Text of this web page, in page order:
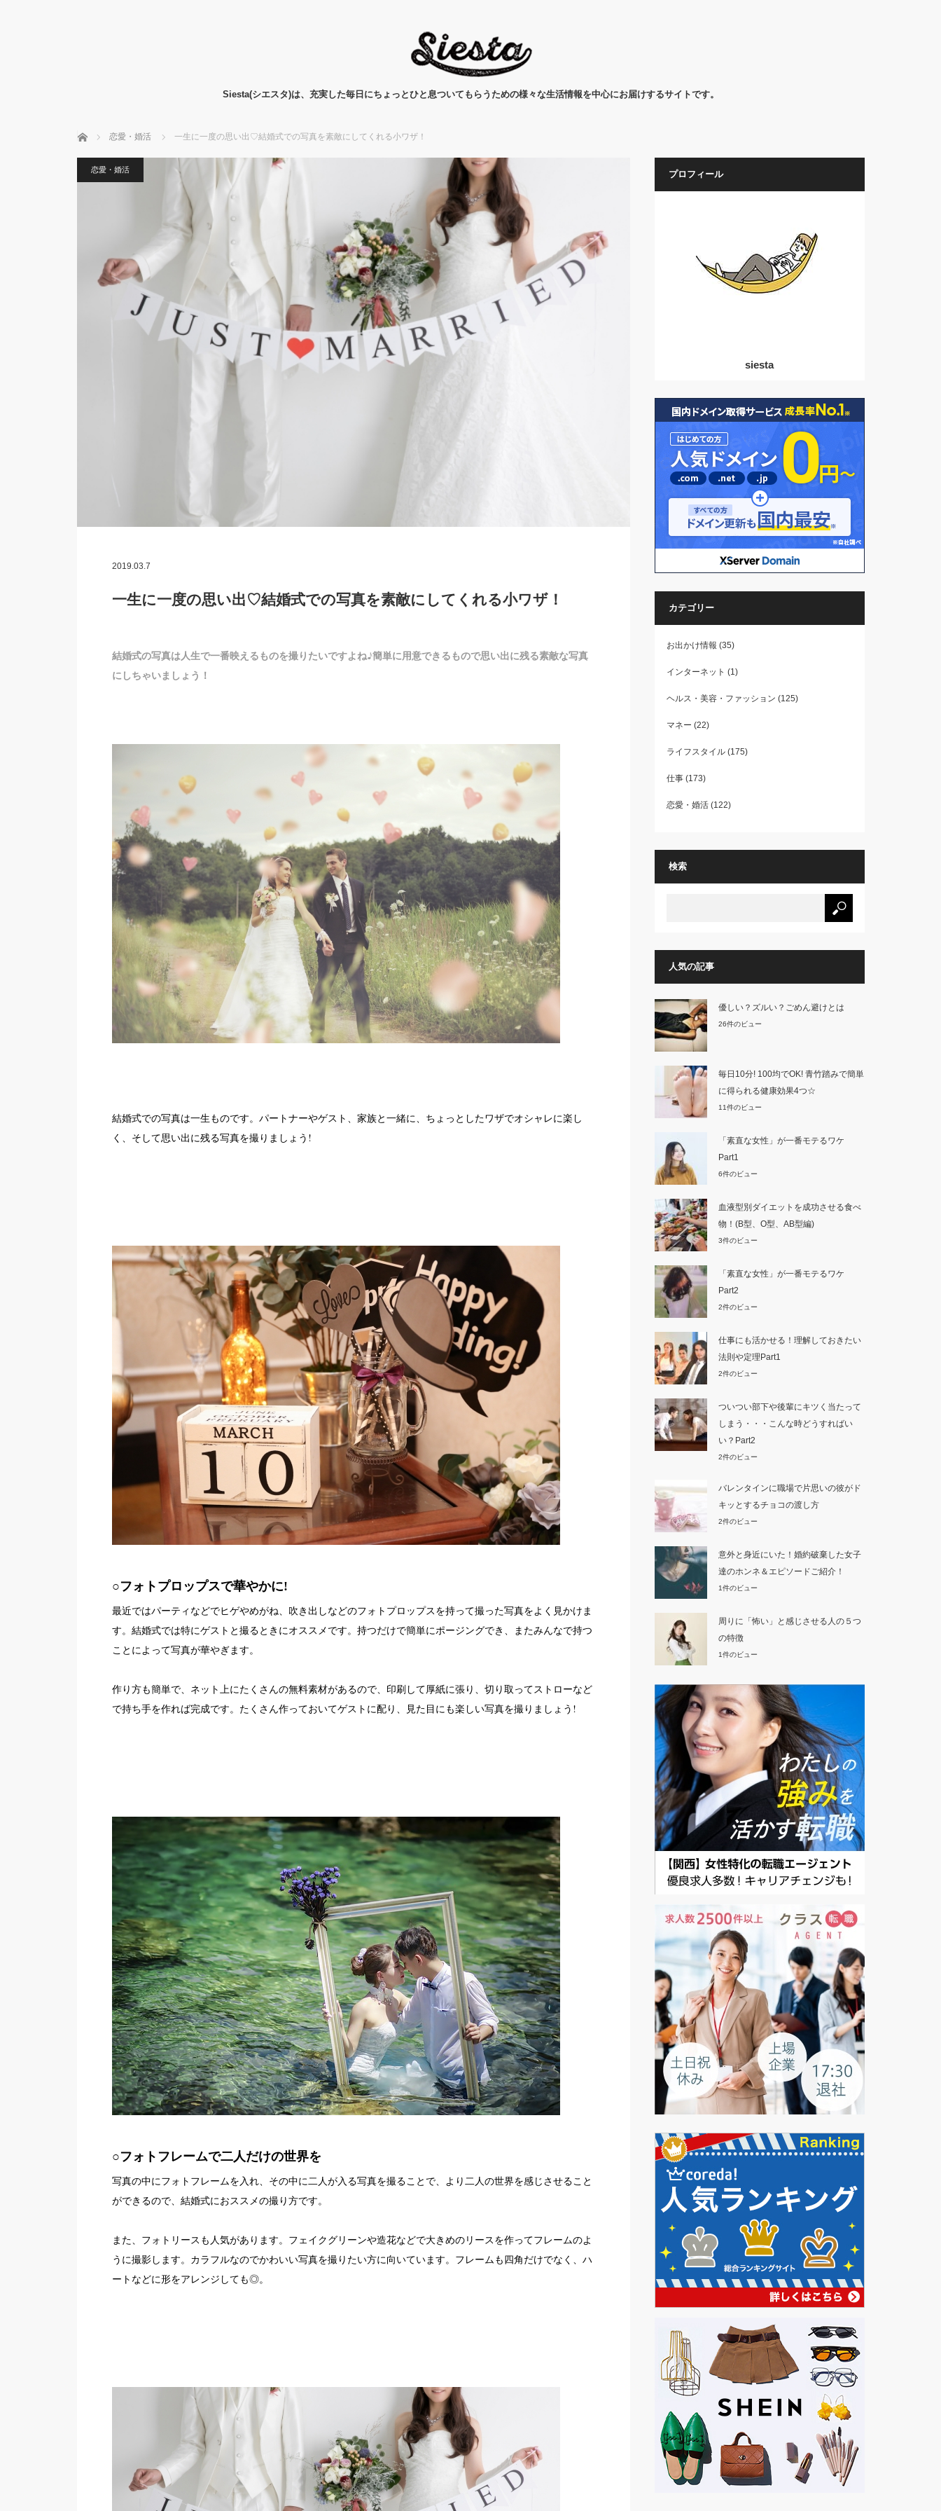
Siesta(シエスタ)は、充実した毎日にちょっとひと息ついてもらうための様々な生活情報を中心にお届けするサイトです。
ホーム 恋愛・婚活 一生に一度の思い出♡結婚式での写真を素敵にしてくれる小ワザ！
恋愛・婚活
2019.03.7
一生に一度の思い出♡結婚式での写真を素敵にしてくれる小ワザ！
結婚式の写真は人生で一番映えるものを撮りたいですよね♪簡単に用意できるもので思い出に残る素敵な写真
にしちゃいましょう！
結婚式での写真は一生ものです。パートナーやゲスト、家族と一緒に、ちょっとしたワザでオシャレに楽し
く、そして思い出に残る写真を撮りましょう!
○フォトプロップスで華やかに!
最近ではパーティなどでヒゲやめがね、吹き出しなどのフォトプロップスを持って撮った写真をよく見かけま
す。結婚式では特にゲストと撮るときにオススメです。持つだけで簡単にポージングでき、またみんなで持つ
ことによって写真が華やぎます。
作り方も簡単で、ネット上にたくさんの無料素材があるので、印刷して厚紙に張り、切り取ってストローなど
で持ち手を作れば完成です。たくさん作っておいてゲストに配り、見た目にも楽しい写真を撮りましょう !
○フォトフレームで二人だけの世界を
写真の中にフォトフレームを入れ、その中に二人が入る写真を撮ることで、より二人の世界を感じさせること
ができるので、結婚式におススメの撮り方です。
また、フォトリースも人気があります。フェイクグリーンや造花などで大きめのリースを作ってフレームのよ
うに撮影します。カラフルなのでかわいい写真を撮りたい方に向いています。フレームも四角だけでなく、ハ
ートなどに形をアレンジしても◎。
プロフィール
siesta
カテゴリー
お出かけ情報 (35)
インターネット (1)
ヘルス・美容・ファッション (125)
マネー (22)
ライフスタイル(175)
仕事(173)
恋愛・婚活(122)
検索
人気の記事
優しい？ズルい？ごめん避けとは
26件のビュー
毎日10分! 100均でOK! 青竹踏みで簡単
に得られる健康効果4つ☆
11件のビュー
「素直な女性」が一番モテるワケ
Part1
6件のビュー
血液型別ダイエットを成功させる食べ
物！(B型、O型、AB型編)
3件のビュー
「素直な女性」が一番モテるワケ
Part2
2件のビュー
仕事にも活かせる！理解しておきたい
法則や定理Part1
2件のビュー
ついつい部下や後輩にキツく当たって
しまう・・・こんな時どうすればい
い？Part2
2件のビュー
バレンタインに職場で片思いの彼がド
キッとするチョコの渡し方
2件のビュー
意外と身近にいた！婚約破棄した女子
達のホンネ＆エピソードご紹介！
1件のビュー
周りに「怖い」と感じさせる人の５つ
の特徴
1件のビュー